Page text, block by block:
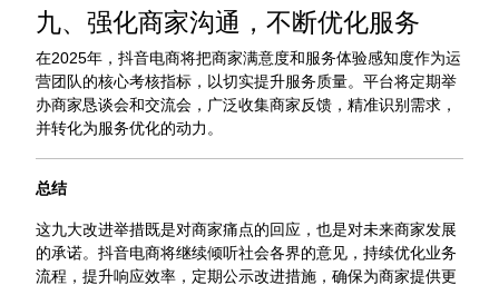
九、强化商家沟通，不断优化服务
在2025年，抖音电商将把商家满意度和服务体验感知度作为运
营团队的核心考核指标，以切实提升服务质量。平台将定期举
办商家恳谈会和交流会，广泛收集商家反馈，精准识别需求，
并转化为服务优化的动力。
总结
这九大改进举措既是对商家痛点的回应，也是对未来商家发展
的承诺。抖音电商将继续倾听社会各界的意见，持续优化业务
流程，提升响应效率，定期公示改进措施，确保为商家提供更